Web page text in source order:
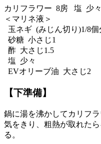
カリフラワー 8房 塩 少々
＜マリネ液＞
玉ネギ (みじん切り)1/8個
砂糖 小さじ1
酢 大さじ1.5
塩 少々
EVオリーブ油 大さじ2
【下準備】
鍋に湯を沸かしてカリフ
気をきり、粗熱が取れた
る。